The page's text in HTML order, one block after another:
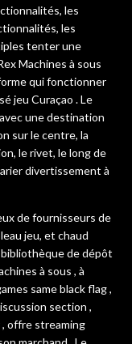
les
les
tenter une
Machines à sous
qui fonctionner
jeu Curaçao . Le
une destination
sur le centre, la
le rivet, le long de
divertissement à
de fournisseurs de
jeu, et chaud
de dépôt
à sous , à
same black flag ,
section ,
offre streaming